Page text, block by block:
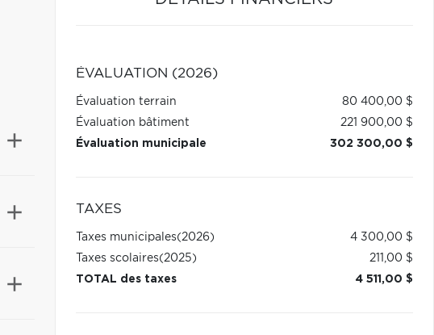
ÉVALUATION (2026)
Évaluation terrain
80 400,00 $
Évaluation bâtiment
221 900,00 $
Évaluation municipale
302 300,00 $
TAXES
Taxes municipales(2026)
4 300,00 $
Taxes scolaires(2025)
211,00 $
TOTAL des taxes
4 511,00 $